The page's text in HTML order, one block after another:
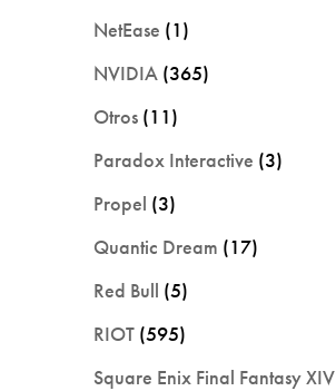
NetEase (1)
NVIDIA (365)
Otros (11)
Paradox Interactive (3)
Propel (3)
Quantic Dream (17)
Red Bull (5)
RIOT (595)
Square Enix Final Fantasy XIV